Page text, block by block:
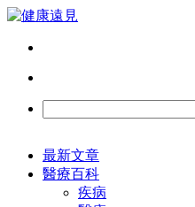
最新文章
醫療百科
疾病